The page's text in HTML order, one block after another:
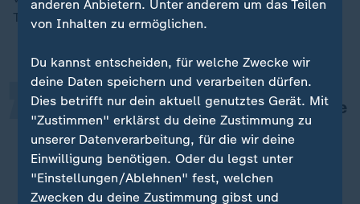
Teambuilding, er sagt:
Man kann die Verbindung spüren, die
wir untereinander haben. Verbunden
zu sein, ist das Wichtigste, im Leben
und im Fußball.
„
anderen Anbietern. Unter anderem um das Teilen
von Inhalten zu ermöglichen.
Du kannst entscheiden, für welche Zwecke wir
deine Daten speichern und verarbeiten dürfen.
Dies betrifft nur dein aktuell genutztes Gerät. Mit
"Zustimmen" erklärst du deine Zustimmung zu
unserer Datenverarbeitung, für die wir deine
Einwilligung benötigen. Oder du legst unter
"Einstellungen/Ablehnen" fest, welchen
Zwecken du deine Zustimmung gibst und